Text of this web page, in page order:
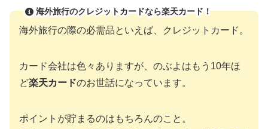
海外旅行のクレジットカードなら楽天カード！
海外旅行の際の必需品といえば、クレジットカード。
カード会社は色々ありますが、のぶよはもう10年ほ
ど楽天カードのお世話になっています。
ポイントが貯まるのはもちろんのこと。